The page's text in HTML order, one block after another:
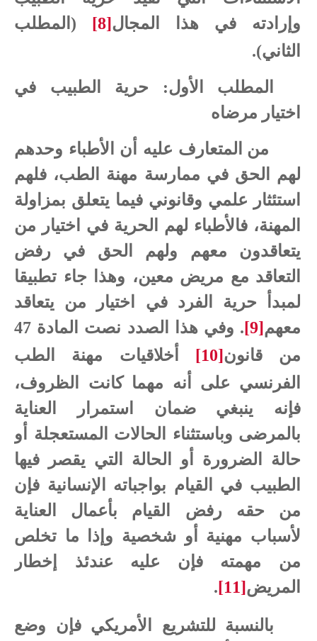
وإرادته في هذا المجال[8] (المطلب
الثاني).
المطلب الأول: حرية الطبيب في
اختيار مرضاه
من المتعارف عليه أن الأطباء وحدهم
لهم الحق في ممارسة مهنة الطب، فلهم
استئثار علمي وقانوني فيما يتعلق بمزاولة
المهنة، فالأطباء لهم الحرية في اختيار من
يتعاقدون معهم ولهم الحق في رفض
التعاقد مع مريض معين، وهذا جاء تطبيقا
لمبدأ حرية الفرد في اختيار من يتعاقد
معهم[9]
. وفي هذا الصدد نصت المادة 47
من قانون[10] أخلاقيات مهنة الطب
الفرنسي على أنه مهما كانت الظروف،
فإنه ينبغي ضمان استمرار العناية
بالمرضى وباستثناء الحالات المستعجلة أو
حالة الضرورة أو الحالة التي يقصر فيها
الطبيب في القيام بواجباته الإنسانية فإن
من حقه رفض القيام بأعمال العناية
لأسباب مهنية أو شخصية وإذا ما تخلص
من مهمته فإن عليه عندئذ إخطار
المريض[11]
.
بالنسبة للتشريع الأمريكي فإن
وضع